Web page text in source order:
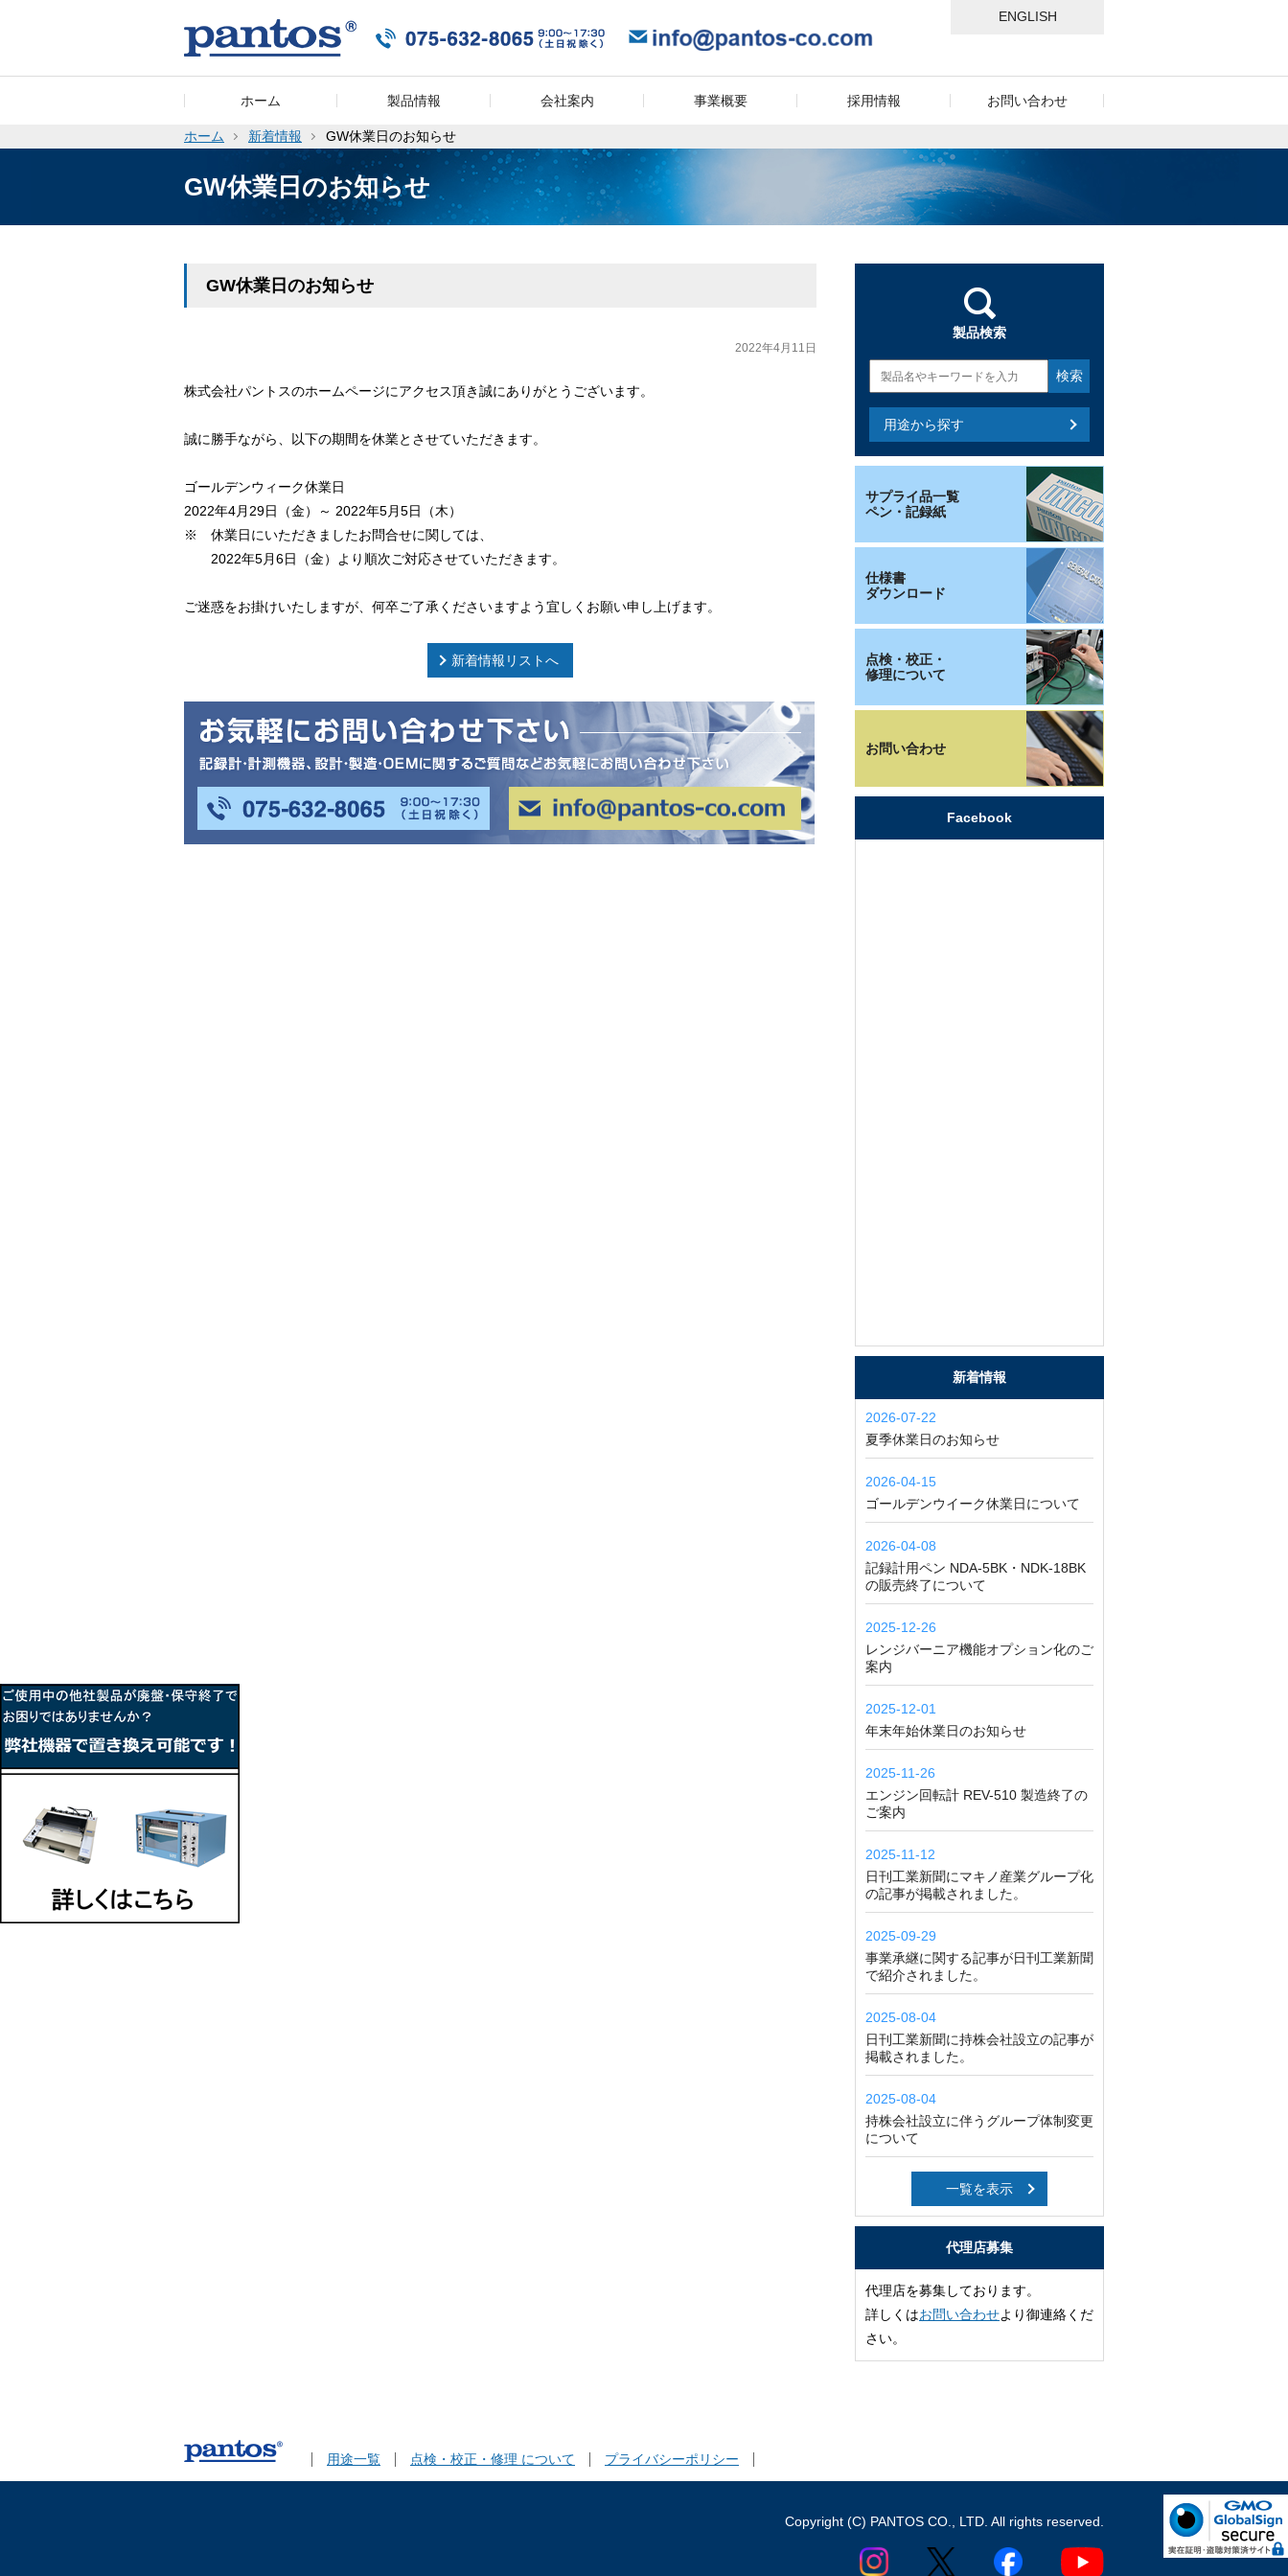
ENGLISH
ホーム 製品情報 会社案内 事業概要 採用情報 お問い合わせ
GW休業日のお知らせ
ホーム 新着情報 GW休業日のお知らせ
GW休業日のお知らせ
2022年4月11日
株式会社パントスのホームページにアクセス頂き誠にありがとうございます。
誠に勝手ながら、以下の期間を休業とさせていただきます。
ゴールデンウィーク休業日
2022年4月29日（金）～ 2022年5月5日（木）
※ 休業日にいただきましたお問合せに関しては、
2022年5月6日（金）より順次ご対応させていただきます。
ご迷惑をお掛けいたしますが、何卒ご了承くださいますよう宜しくお願い申し上げます。
新着情報リストへ
製品検索
用途から探す
サプライ品一覧
ペン・記録紙
仕様書
ダウンロード
点検・校正・
修理について
お問い合わせ
Facebook
新着情報
2026-07-22
夏季休業日のお知らせ
2026-04-15
ゴールデンウイーク休業日について
2026-04-08
記録計用ペン NDA-5BK・NDK-18BK
の販売終了について
2025-12-26
レンジバーニア機能オプション化のご
案内
2025-12-01
年末年始休業日のお知らせ
2025-11-26
エンジン回転計 REV-510 製造終了の
ご案内
2025-11-12
日刊工業新聞にマキノ産業グループ化
の記事が掲載されました。
2025-09-29
事業承継に関する記事が日刊工業新聞
で紹介されました。
2025-08-04
日刊工業新聞に持株会社設立の記事が
掲載されました。
2025-08-04
持株会社設立に伴うグループ体制変更
について
一覧を表示
代理店募集
代理店を募集しております。
詳しくはお問い合わせより御連絡くだ
さい。
用途一覧 点検・校正・修理 について プライバシーポリシー
Copyright (C) PANTOS CO., LTD. All rights reserved.